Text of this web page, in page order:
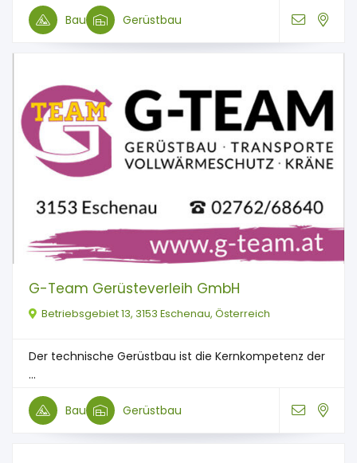
Bau Gerüstbau
G-Team Gerüsteverleih GmbH
Betriebsgebiet 13, 3153 Eschenau, Österreich
Der technische Gerüstbau ist die Kernkompetenz der
...
Bau Gerüstbau